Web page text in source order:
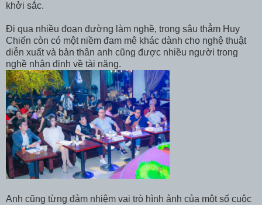
khởi sắc.
Đi qua nhiều đoạn đường làm nghề, trong sâu thẳm Huy
Chiến còn có một niềm đam mê khác dành cho nghệ thuật
diễn xuất và bản thân anh cũng được nhiều người trong
nghề nhận định về tài năng.
Anh cũng từng đảm nhiệm vai trò hình ảnh của một số cuộc